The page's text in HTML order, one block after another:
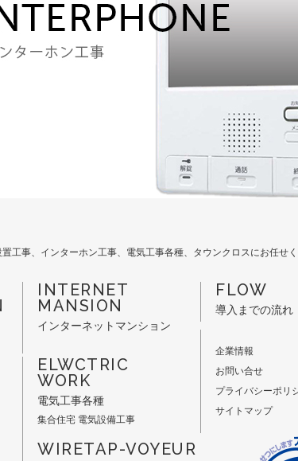
工事、インターホン工事、電気工事各種、タウンクロスにお任せく
INTERNET
MANSION
インターネットマンション
ELWCTRIC
WORK
電気工事各種
集合住宅 電気設備工事
WIRETAP-VOYEUR
FLOW
導入までの流れ
企業情報
お問い合せ
プライバシーポリ
サイトマップ